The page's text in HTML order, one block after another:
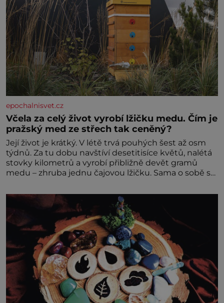
epochalnisvet.cz
Včela za celý život vyrobí lžičku medu. Čím je
pražský med ze střech tak ceněný?
Její život je krátký. V létě trvá pouhých šest až osm
týdnů. Za tu dobu navštíví desetitisíce květů, nalétá
stovky kilometrů a vyrobí přibližně devět gramů
medu – zhruba jednu čajovou lžičku. Sama o sobě se
dalšími desítkami tisíc příslušnic svého včelstva,
vznikne jeden z nejdokonalejších organismů